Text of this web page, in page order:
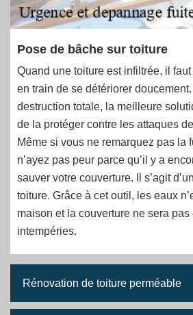
Pose de bâche sur toiture
Quand une toiture est infiltrée, il
en train de se détériorer
destruction totale, la meilleure
de la protéger contre les attaques
Même si vous ne remarquez pas la
n’ayez pas peur parce qu’il y a
sauver votre couverture. Il s’agit
toiture. Grâce à cet outil, les eaux
maison et la couverture ne sera
intempéries.
Rénovation de toiture perméable